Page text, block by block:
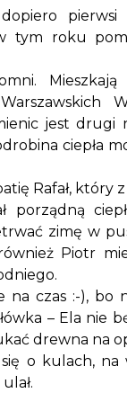
tym roku
jest drugi
ciepła
Rafał, który
porządną
zimę w
Piotr
na czas :-), bo
– Ela nie
drewna na
o kulach,